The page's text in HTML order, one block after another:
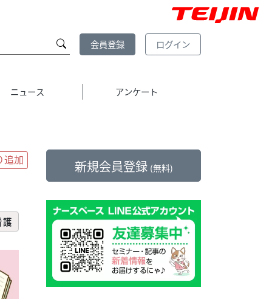
ログイン
会員登録
ニュース アンケート
護
新規会員登録 (無料)